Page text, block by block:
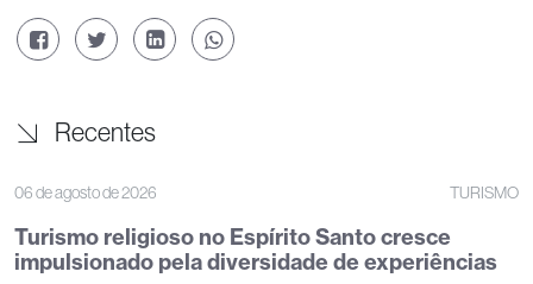
Recentes
06 de agosto de 2026 TURISMO
Turismo religioso no Espírito Santo cresce
impulsionado pela diversidade de experiências